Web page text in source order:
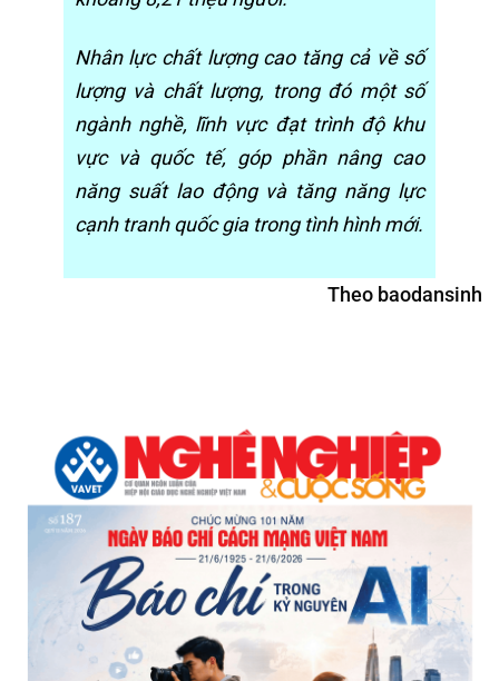
Nhân lực chất lượng cao tăng cả về số
lượng và chất lượng, trong đó một số
ngành nghề, lĩnh vực đạt trình độ khu
vực và quốc tế, góp phần nâng cao
năng suất lao động và tăng năng lực
cạnh tranh quốc gia trong tình hình mới.
Theo baodansinh